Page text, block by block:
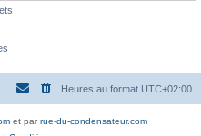
Heures au format UTC+02:00
et parrue-du-condensateur.com